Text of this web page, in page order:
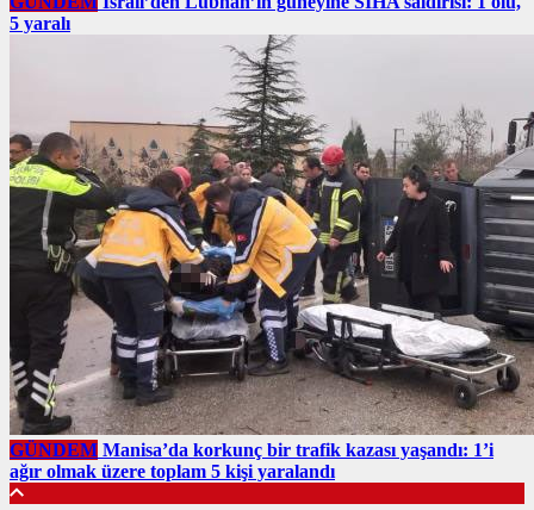
5 yaralı
GÜNDEM Manisa’da korkunç bir trafik kazası yaşandı: 1’i
ağır olmak üzere toplam 5 kişi yaralandı